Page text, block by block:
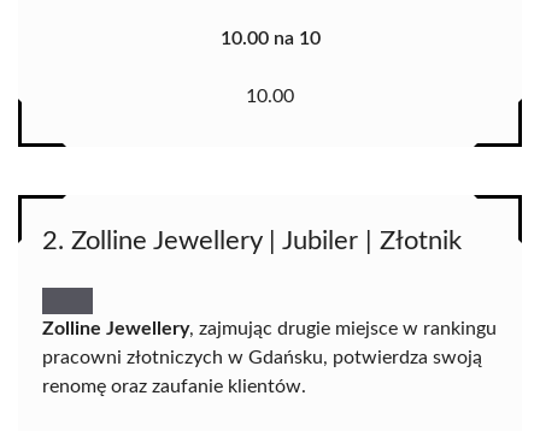
10.00 na 10
10.00
2. Zolline Jewellery | Jubiler | Złotnik
Zolline Jewellery, zajmując drugie miejsce w rankingu
pracowni złotniczych w Gdańsku, potwierdza swoją
renomę oraz zaufanie klientów.